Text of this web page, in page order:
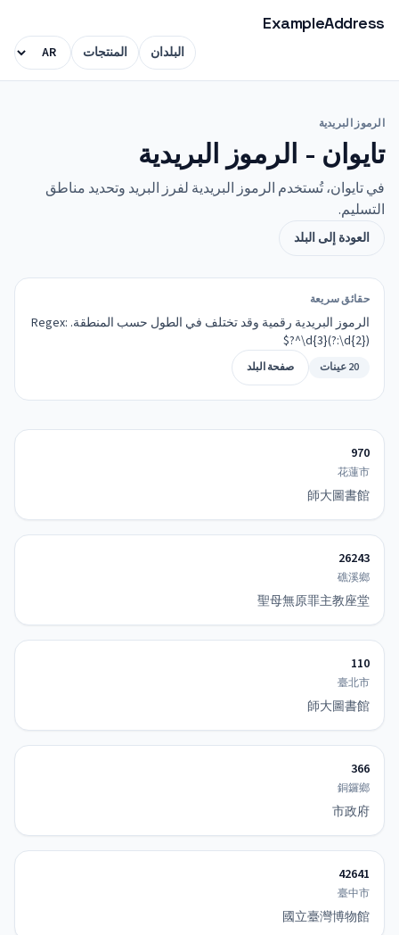
ExampleAddress
البلدان المنتجات
الرموز البريدية
تايوان - الرموز البريدية
في تايوان، تُستخدم الرموز البريدية لفرز البريد وتحديد مناطق
التسليم.
العودة إلى البلد
حقائق سريعة
الرموز البريدية رقمية وقد تختلف في الطول حسب المنطقة. Regex:
^\d{3}(?:\d{2})?$
20 عينات صفحة البلد
970
花蓮市
師大圖書館
26243
礁溪鄉
聖母無原罪主教座堂
110
臺北市
師大圖書館
366
銅鑼鄉
市政府
42641
臺中市
國立臺灣博物館